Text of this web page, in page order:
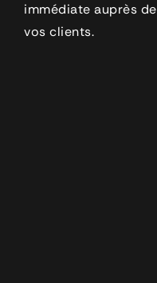
immédiate auprès de
vos clients.